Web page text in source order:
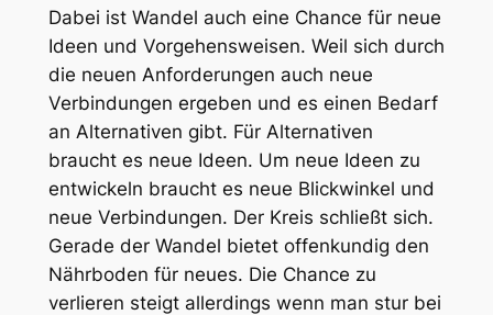
Dabei ist Wandel auch eine Chance für neue
Ideen und Vorgehensweisen. Weil sich durch
die neuen Anforderungen auch neue
Verbindungen ergeben und es einen Bedarf
an Alternativen gibt. Für Alternativen
braucht es neue Ideen. Um neue Ideen zu
entwickeln braucht es neue Blickwinkel und
neue Verbindungen. Der Kreis schließt sich.
Gerade der Wandel bietet offenkundig den
Nährboden für neues. Die Chance zu
verlieren steigt allerdings wenn man stur bei